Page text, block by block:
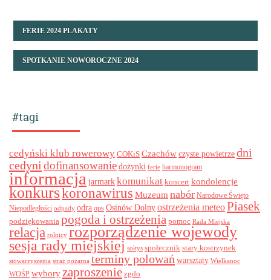
FERIE 2024 PLAKATY
SPOTKANIE NOWOROCZNE 2024
#tagi
cedyński klub rowerowy COKiS Czachówczyste powietrzedni
cedyni dofinansowanie dożynki ferie harmonogram
informacja jarmark komunikat koncert kondolencje
konkurskoronawirus Muzeum nabór Narodowe Święto
Niepodległości odpady odra ops Osinów Dolnyostrzeżenia meteoPiasek
podziękowania pogoda i ostrzeżenia pomoc Rada Miejska
relacja rolnicy rozporządzenie wojewody
sesja rady miejskiej sołtys społecznik stary kostrzynek
stowarzyszenia straż pożarna terminy polowań warsztaty Wielkanoc
WOŚP wyboryzaproszenie zgdo